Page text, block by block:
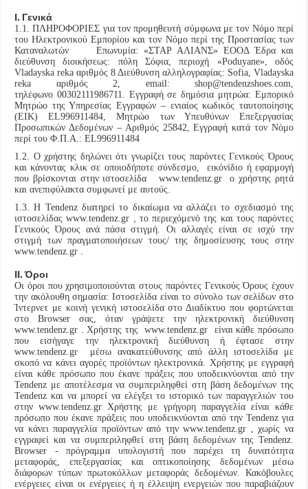
І. Γενικά
1.1. ΠΛΗΡΟΦΟΡΙΕΣ για τον προμηθευτή σύμφωνα με τον Νόμο περί
του Ηλεκτρονικού Εμπορίου και τον Νόμο περί της Προστασίας των
Καταναλωτών Επωνυμία: «ΣΤΑΡ ΑΛΙΑΝΣ» ΕΟΟΔ Έδρα και
διεύθυνση διοικήσεως: πόλη Σόφια, περιοχή «Poduyane», οδός
Vladayska reka αριθμός 8 Διεύθυνση αλληλογραφίας: Sofia, Vladayska
reka αριθμός 2, email: shop@tendenzshoes.com,
τηλέφωνο 00302111986711. Εγγραφή σε δημόσια μητρώα: Εμπορικό
Μητρώο της Υπηρεσίας Εγγραφών – ενιαίος κωδικός ταυτοποίησης
(ΕΙΚ) EL996911484, Μητρώο των Υπευθύνων Επεξεργασίας
Προσωπικών Δεδομένων – Αριθμός 25842, Εγγραφή κατά τον Νόμο
περί του Φ.Π.Α.: EL996911484
1.2. Ο χρήστης δηλώνει ότι γνωρίζει τους παρόντες Γενικούς Όρους
και κάνοντας κλικ σε οποιοδήποτε σύνδεσμο, εικόνίδιο ή εφαρμογή
που βρίσκονται στην ιστοσελίδα www.tendenz.gr ο χρήστης ρητά
και ανεπιφύλακτα συμφωνεί με αυτούς.
1.3. Η Tendenz διατηρεί το δικαίωμα να αλλάζει το σχεδιασμό της
ιστοσελίδας www.tendenz.gr , το περιεχόμενό της και τους παρόντες
Γενικούς Όρους ανά πάσα στιγμή. Οι αλλαγές είναι σε ισχύ την
στιγμή των πραγματοποιήσεων τους/ της δημοσίευσης τους στην
www.tendenz.gr .
ІІ. Όροι
Οι όροι που χρησιμοποιούνται στους παρόντες Γενικούς Όρους έχουν
την ακόλουθη σημασία: Ιστοσελίδα είναι το σύνολο των σελίδων στο
Ίντερνετ με κοινή γενική ιστοσελίδα στο Διαδίκτυο που φορτώνεται
στο Browser σας, όταν γράψετε την ηλεκτρονική διεύθυνση
www.tendenz.gr . Χρήστης της www.tendenz.gr είναι κάθε πρόσωπο
που εισήγαγε την ηλεκτρονική διεύθυνση ή έφτασε στην
www.tendenz.gr μέσω ανακατεύθυνσης από άλλη ιστοσελίδα με
σκοπό να κάνει αγορές προϊόντων ηλεκτρονικά. Χρήστης με εγγραφή
είναι κάθε πρόσωπο που έκανε πράξεις που υποδεικνύονται από την
Tendenz με αποτέλεσμα να συμπεριληφθεί στη βάση δεδομένων της
Tendenz και να μπορεί να ελέγξει το ιστορικό των παραγγελιών του
στην www.tendenz.gr Χρήστης με γρήγορη παραγγελία είναι κάθε
πρόσωπο που έκανε πράξεις που υποδεικνύονται από την Tendenz για
να κάνει παραγγελία προϊόντων από την www.tendenz.gr , χωρίς να
εγγραφεί και να συμπεριληφθεί στη βάση δεδομένων της Tendenz.
Browser - πρόγραμμα υπολογιστή που παρέχει τη δυνατότητα
μεταφοράς, επεξεργασίας και οπτικοποίησης δεδομένων μέσω
διάφορων τύπων πρωτοκόλλων μεταφοράς δεδομένων. Κακόβουλες
ενέργειες είναι οι ενέργειες ή η έλλειψη ενεργειών που παραβιάζουν